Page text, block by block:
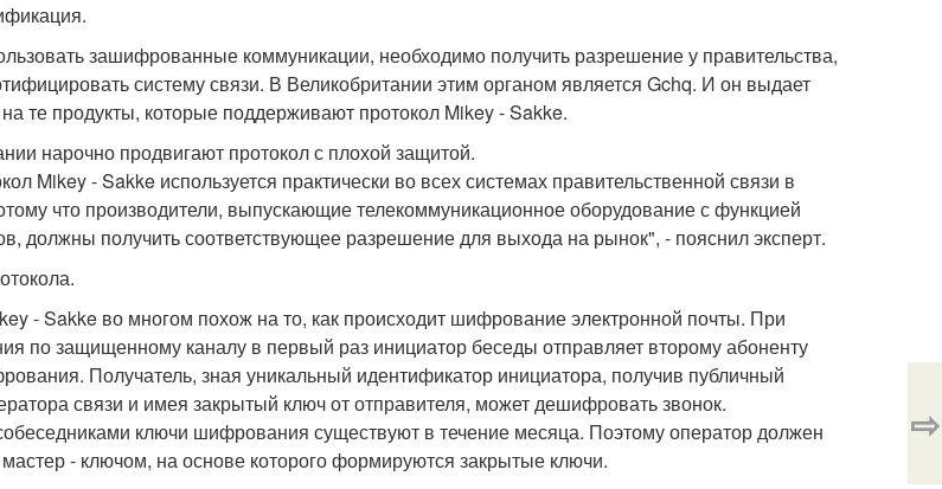
зашифрованные коммуникации, необходимо получить разрешение у правительства,
систему связи. В Великобритании этим органом является Gchq. И он выдает
те продукты, которые поддерживают протокол Mikey - Sakke.
нарочно продвигают протокол с плохой защитой.
Mikey - Sakke используется практически во всех системах правительственной связи в
что производители, выпускающие телекоммуникационное оборудование с функцией
должны получить соответствующее разрешение для выхода на рынок", - пояснил эксперт.
- Sakke во многом похож на то, как происходит шифрование электронной почты. При
по защищенному каналу в первый раз инициатор беседы отправляет второму абоненту
Получатель, зная уникальный идентификатор инициатора, получив публичный
связи и имея закрытый ключ от отправителя, может дешифровать звонок.
ключи шифрования существуют в течение месяца. Поэтому оператор должен
мастер - ключом, на основе которого формируются закрытые ключи.
⇨